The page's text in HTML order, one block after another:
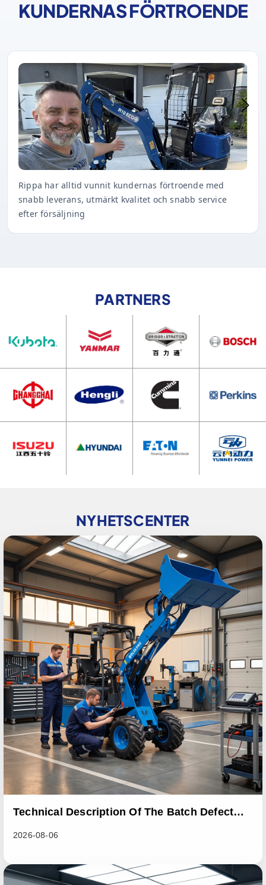
KUNDERNAS FÖRTROENDE
Rippa har alltid vunnit kundernas förtroende med
snabb leverans, utmärkt kvalitet och snabb service
efter försäljning
PARTNERS
NYHETSCENTER
Technical Description Of The Batch Defect
2026-08-06